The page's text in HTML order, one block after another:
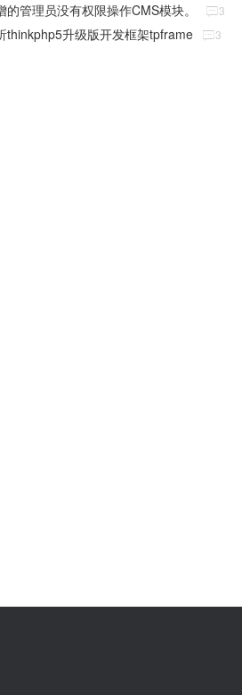
的管理员没有权限操作CMS模块。 3
thinkphp5升级版开发框架tpframe 3